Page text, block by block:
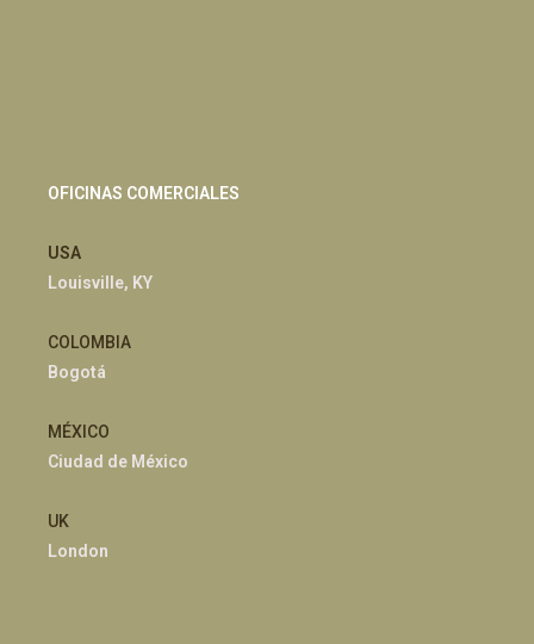
OFICINAS COMERCIALES
USA
Louisville, KY
COLOMBIA
Bogotá
MÉXICO
Ciudad de México
UK
London